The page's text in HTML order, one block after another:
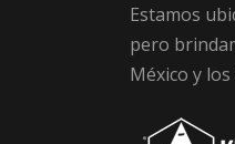
Estamos
pero
México y